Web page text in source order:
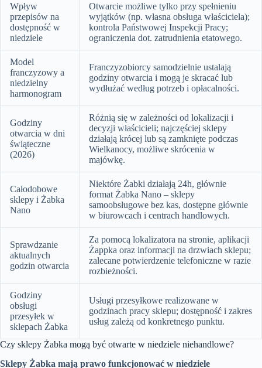
Wpływ
przepisów na
dostępność w
niedziele
Otwarcie możliwe tylko przy spełnieniu
wyjątków (np. własna obsługa właściciela);
kontrola Państwowej Inspekcji Pracy;
ograniczenia dot. zatrudnienia etatowego.
Model
franczyzowy a
niedzielny
harmonogram
Franczyzobiorcy samodzielnie ustalają
godziny otwarcia i mogą je skracać lub
wydłużać według potrzeb i opłacalności.
Godziny
otwarcia w dni
świąteczne
(2026)
Różnią się w zależności od lokalizacji i
decyzji właścicieli; najczęściej sklepy
działają krócej lub są zamknięte podczas
Wielkanocy, możliwe skrócenia w
majówkę.
Całodobowe
sklepy i Żabka
Nano
Niektóre Żabki działają 24h, głównie
format Żabka Nano – sklepy
samoobsługowe bez kas, dostępne głównie
w biurowcach i centrach handlowych.
Sprawdzanie
aktualnych
godzin otwarcia
Za pomocą lokalizatora na stronie, aplikacji
Żappka oraz informacji na drzwiach sklepu;
zalecane potwierdzenie telefoniczne w razie
rozbieżności.
Godziny
obsługi
przesyłek w
sklepach Żabka
Usługi przesyłkowe realizowane w
godzinach pracy sklepu; dostępność i zakres
usług zależą od konkretnego punktu.
Czy sklepy Żabka mogą być otwarte w niedziele niehandlowe?
Sklepy Żabka mają prawo funkcjonować w niedziele